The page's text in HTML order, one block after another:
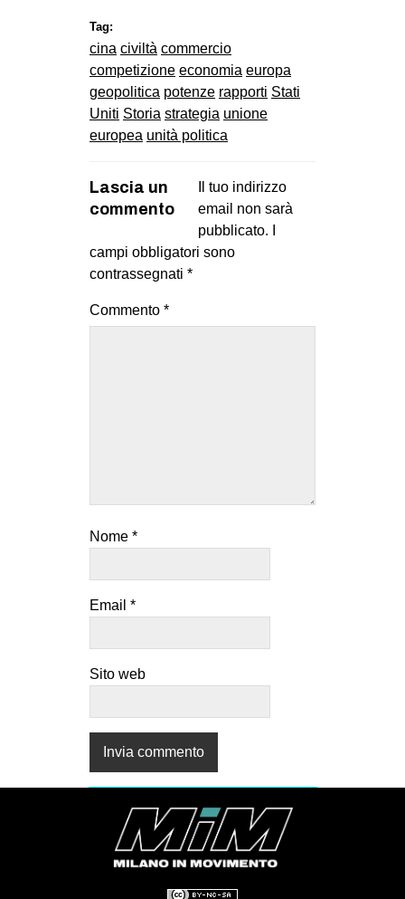
Tag:
cina civiltà commercio
competizione economia europa
geopolitica potenze rapporti Stati
Uniti Storia strategia unione
europea unità politica
Lascia un
commento
Il tuo indirizzo
email non sarà
pubblicato.
campi obbligatori sono
contrassegnati *
Commento *
Nome *
Email *
Sito web